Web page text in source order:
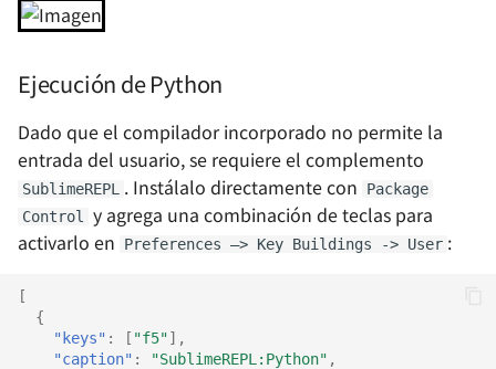
Ejecución de Python
Dado que el compilador incorporado no permite la
entrada del usuario, se requiere el complemento
SublimeREPL . Instálalo directamente con
Package
Control
y agrega una combinación de teclas para
activarlo en
Preferences —> Key Buildings -> User :
[
{
"keys" : [ "f5"],
"caption" : "SublimeREPL:Python" ,